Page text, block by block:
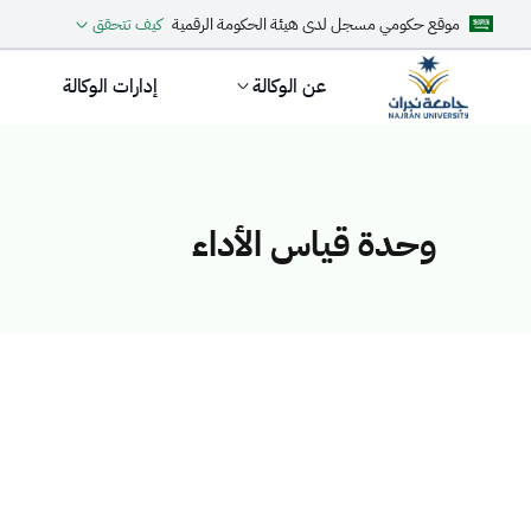
موقع حكومي مسجل لدى هيئة الحكومة الرقمية كيف تتحقق
عن الوكالة إدارات الوكالة
وحدة قياس الأداء